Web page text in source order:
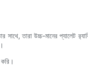
তারা উচ্চ-মানের প্যালেট